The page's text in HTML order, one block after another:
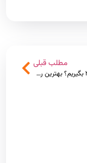
مطلب قبلی
چطور گسسته را ۲۰ بگیریم؟ بهترین روش مطالعه ریاضیات گسسته برای امتحان نهایی